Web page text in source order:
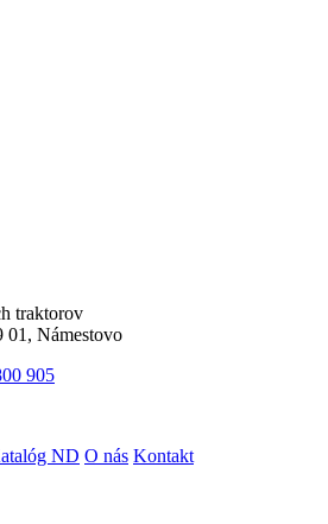
traktorov
01, Námestovo
905
ND O nás Kontakt